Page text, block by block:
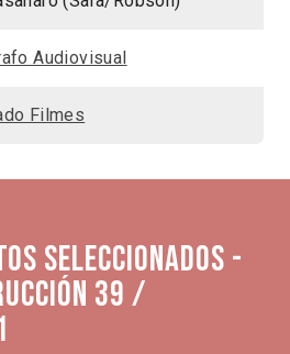
Audiovisual
Filmes
seleccionados -
39 /